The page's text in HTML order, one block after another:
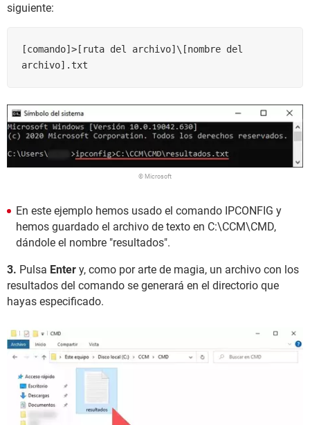
siguiente:
[comando]>[ruta del archivo]\[nombre del
© Microsoft
En este ejemplo hemos usado el comando IPCONFIG y
hemos guardado el archivo de texto en C:\CCM\CMD,
dándole el nombre "resultados".
3. Pulsa Enter y, como por arte de magia, un archivo con los
resultados del comando se generará en el directorio que
hayas especificado.